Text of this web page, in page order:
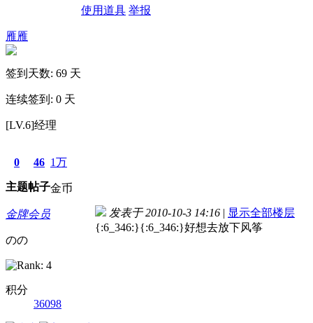
使用道具 举报
雁雁
签到天数: 69 天
连续签到: 0 天
[LV.6]经理
0
主题
46
帖子
1万
金币
金牌会员
のの
积分
36098
发表于 2010-10-3 14:16 | 显示全部楼层
{:6_346:}{:6_346:}好想去放下风筝